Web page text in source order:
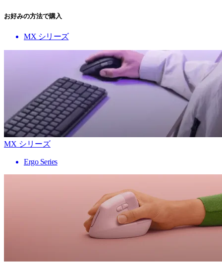
お好みの方法で購入
MX シリーズ
MX シリーズ
Ergo Series